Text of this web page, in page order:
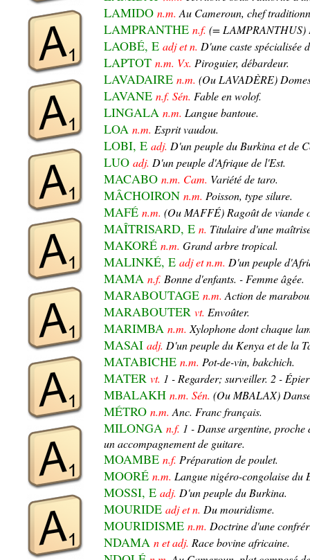
LAMIDO n.m. Au Cameroun, chef
LAMPRANTHE n.f. (= LAMPRANTHUS)
LAOBÉ, E adj et n. D'une caste spécialisée
LAPTOT n.m. Vx. Piroguier, débardeur.
LAVADAIRE n.m. (Ou LAVADÈRE)
LAVANE n.f. Sén. Fable en wolof.
LINGALA n.m. Langue bantoue.
LOA n.m. Esprit vaudou.
LOBI, E adj. D'un peuple du Burkina et de
LUO adj. D'un peuple d'Afrique de l'Est.
MACABO n.m. Cam. Variété de taro.
MÂCHOIRON n.m. Poisson, type silure.
MAFÉ n.m. (Ou MAFFÉ) Ragoût de viande
MAÎTRISARD, E n. Titulaire d'une
MAKORÉ n.m. Grand arbre tropical.
MALINKÉ, E adj et n.m. D'un peuple
MAMA n.f. Bonne d'enfants. - Femme âgée.
MARABOUTAGE n.m. Action de
MARABOUTER vt. Envoûter.
MARIMBA n.m. Xylophone dont chaque
MASAI adj. D'un peuple du Kenya et de la
MATABICHE n.m. Pot-de-vin, bakchich.
MATER vt. 1 - Regarder; surveiller. 2 -
MBALAKH n.m. Sén. (Ou MBALAX)
MÉTRO n.m. Anc. Franc français.
MILONGA n.f. 1 - Danse argentine,
un accompagnement de guitare.
MOAMBE n.f. Préparation de poulet.
MOORÉ n.m. Langue nigéro-congolaise du
MOSSI, E adj. D'un peuple du Burkina.
MOURIDE adj et n. Du mouridisme.
MOURIDISME n.m. Doctrine d'une
NDAMA n et adj. Race bovine africaine.